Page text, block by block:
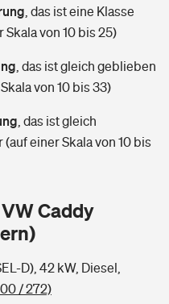
finden
Ihr Haus?
finden
finden
ich im Alter?
das ist eine Klasse
von 10 bis 25)
das ist gleich geblieben
von 10 bis 33)
das ist gleich
einer Skala von 10 bis
Caddy
D), 42 kW, Diesel,
/ 272)